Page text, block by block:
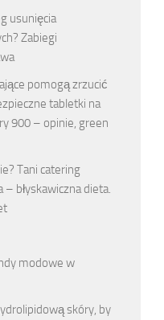
usunięcia
Zabiegi
pomogą zrzucić
tabletki na
900 – opinie, green
Tani catering
błyskawiczna dieta.
modowe w
skóry, by